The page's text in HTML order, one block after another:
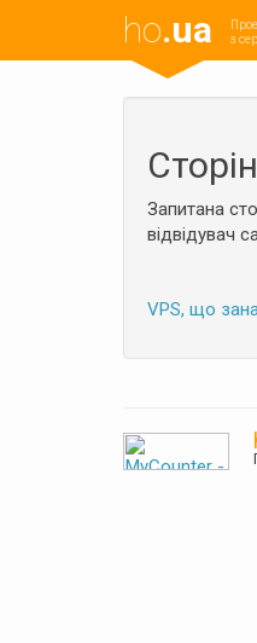
ho.ua
з
Запитана
відвідувач
VPS, що